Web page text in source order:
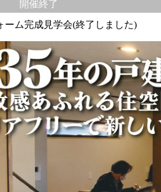
開催終了
ム完成見学会(終了しました)